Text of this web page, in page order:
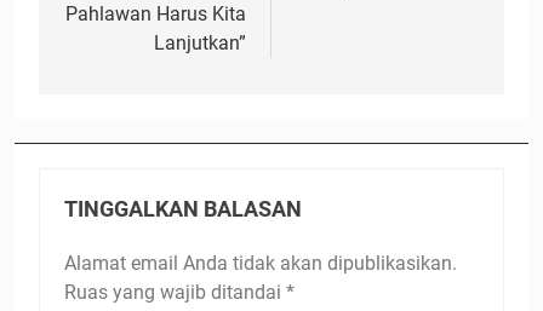
Pahlawan Harus Kita
Lanjutkan”
TINGGALKAN BALASAN
Alamat email Anda tidak akan dipublikasikan.
Ruas yang wajib ditandai *